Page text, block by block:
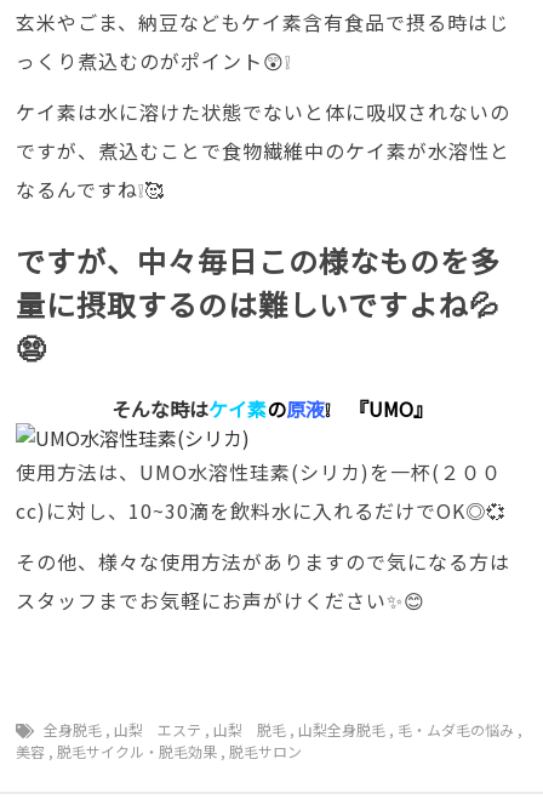
玄米やごま、納豆などもケイ素含有食品で摂る時はじ
っくり煮込むのがポイント😲❕
ケイ素は水に溶けた状態でないと体に吸収されないの
ですが、煮込むことで食物繊維中のケイ素が水溶性と
なるんですね❕🥰
ですが、中々毎日この様なものを多
量に摂取するのは難しいですよね💦
😨
そんな時はケイ素の原液❕ 『UMO』
使用方法は、UMO水溶性珪素(シリカ)を一杯(２００
cc)に対し、10~30滴を飲料水に入れるだけでOK◎💞
その他、様々な使用方法がありますので気になる方は
スタッフまでお気軽にお声がけください✨😊
全身脱毛 , 山梨 エステ , 山梨 脱毛 , 山梨全身脱毛 , 毛・ムダ毛の悩み ,
美容 ,脱毛サイクル・脱毛効果 ,脱毛サロン